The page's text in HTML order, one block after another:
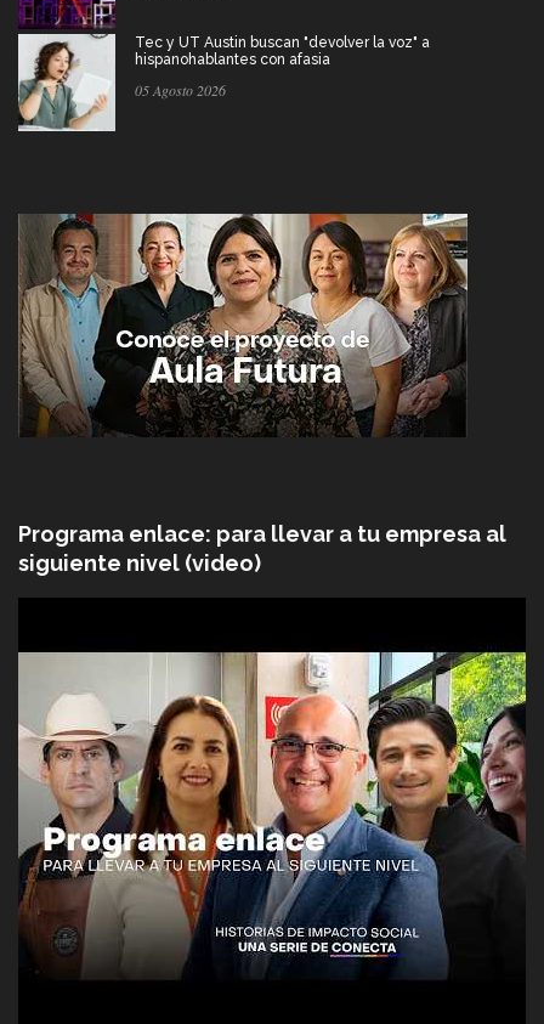
Tec y UT Austin buscan "devolver la voz" a
hispanohablantes con afasia
05 Agosto 2026
Programa enlace: para llevar a tu empresa al
siguiente nivel (video)